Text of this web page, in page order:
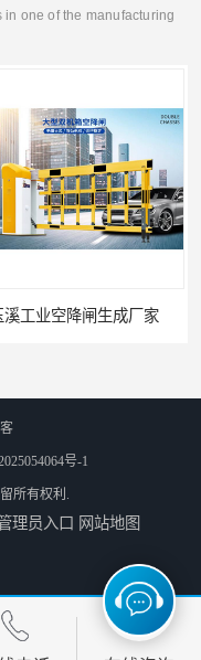
one of the manufacturing
厂家
普洱大型闸门厂家
号-1
所有权利.
理员入口 网站地图